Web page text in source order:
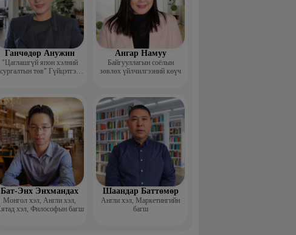
Ганчөдөр Анужин
"Цаглашгүй япон хэлний
сургалтын төв" Гүйцэтгэх
Ангар Намуу
Байгууллагын соёлын
зөвлөх үйлчилгээний көүч
Бат-Энх Энхмандах
Монгол хэл, Англи хэл,
хэл, Философын багш
Шаандар Баттөмөр
Англи хэл, Маркетингийн
багш